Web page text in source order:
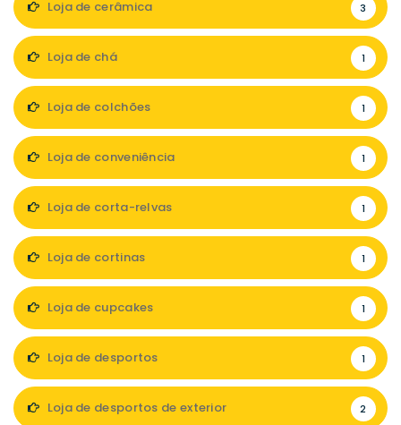
Loja de cerâmica 3
Loja de chá 1
Loja de colchões 1
Loja de conveniência 1
Loja de corta-relvas 1
Loja de cortinas 1
Loja de cupcakes 1
Loja de desportos 1
Loja de desportos de exterior 2